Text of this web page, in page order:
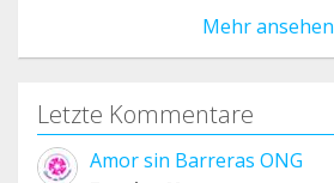
Mehr ansehen
Letzte Kommentare
Amor sin Barreras ONG